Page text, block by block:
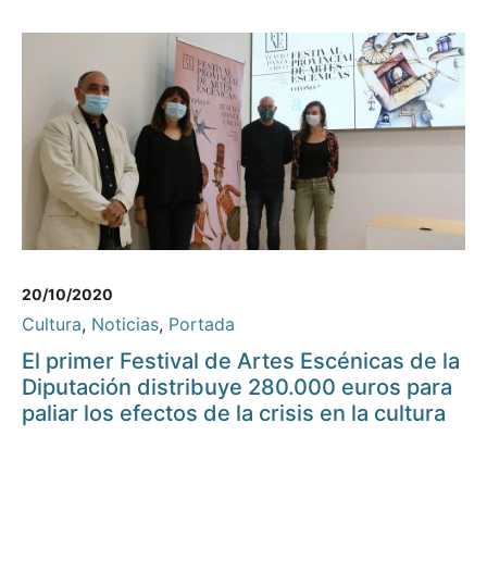
20/10/2020
Cultura, Noticias, Portada
El primer Festival de Artes Escénicas de la
Diputación distribuye 280.000 euros para
paliar los efectos de la crisis en la cultura